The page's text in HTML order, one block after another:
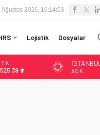
Ağustos 2026, 16:14:04
Lojistik Dosyalar
İSTANBUL
AÇIK